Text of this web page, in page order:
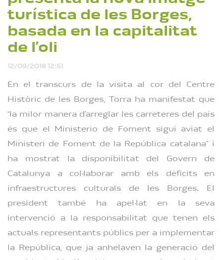
Borges Blanques del
27 de novembre del
turística de les Borges,
basada en la capitalitat
de l’oli
12/09/2018 12:51
En el transcurs de la visita al cor del Centre
Històric de les Borges, Torra ha manifestat que
“la milor manera d’arreglar les carreteres del país
és que el Ministerio de Foment sigui aviat el
Ministeri de Foment de la República catalana” i
ha mostrat la disponibilitat del Govern de
Catalunya a col·laborar amb els dèficits en
infraestructures culturals de les Borges. El
president també ha apel·lat en la seva
intervenció a la responsabilitat que tenen els
actuals representants públics per a implementar
la República, que ja anhelaven la generació del